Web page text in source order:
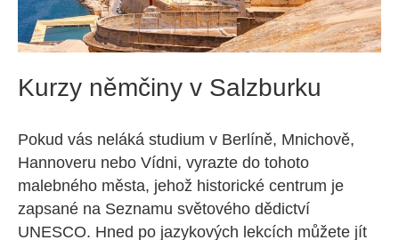
Kurzy němčiny v Salzburku
Pokud vás neláká studium v Berlíně, Mnichově,
Hannoveru nebo Vídni, vyrazte do tohoto
malebného města, jehož historické centrum je
zapsané na Seznamu světového dědictví
UNESCO. Hned po jazykových lekcích můžete jít